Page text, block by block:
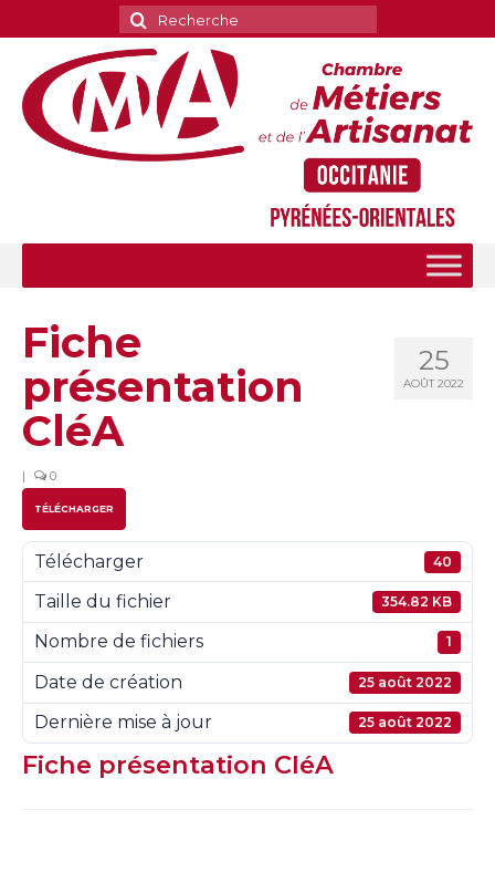
Rechercher
:
25
AOÛT 2022
Fiche
présentation
CléA
| 0
TÉLÉCHARGER
Télécharger 40
Taille du fichier 354.82 KB
Nombre de fichiers 1
Date de création 25 août 2022
Dernière mise à jour 25 août 2022
Fiche présentation CléA